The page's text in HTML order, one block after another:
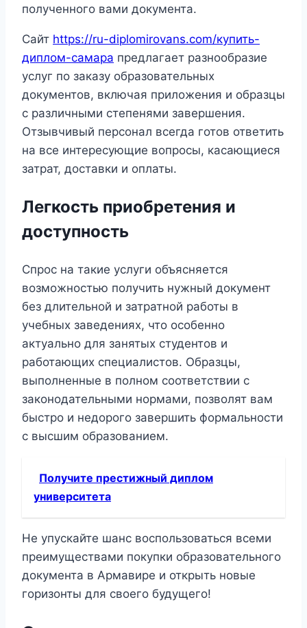
полученного вами документа.
Сайт https://ru-diplomirovans.com/купить-
диплом-самара предлагает разнообразие
услуг по заказу образовательных
документов, включая приложения и образцы
с различными степенями завершения.
Отзывчивый персонал всегда готов ответить
на все интересующие вопросы, касающиеся
затрат, доставки и оплаты.
Легкость приобретения и
доступность
Спрос на такие услуги объясняется
возможностью получить нужный документ
без длительной и затратной работы в
учебных заведениях, что особенно
актуально для занятых студентов и
работающих специалистов. Образцы,
выполненные в полном соответствии с
законодательными нормами, позволят вам
быстро и недорого завершить формальности
с высшим образованием.
Получите престижный диплом
университета
Не упускайте шанс воспользоваться всеми
преимуществами покупки образовательного
документа в Армавире и открыть новые
горизонты для своего будущего!